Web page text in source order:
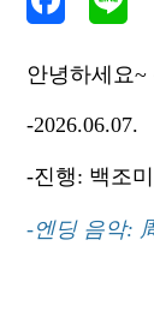
안녕하세요~
-2026.06.07.
-진행: 백조
-엔딩 음악: